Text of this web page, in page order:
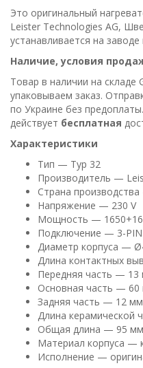
Это оригинальный
Leister Technologies AG,
устанавливается на
Наличие, условия
Товар в наличии на складе
упаковываем заказ.
по Украине без
действует бесплатная
Характеристики
Тип — Typ 32
Производитель —
Страна
Напряжение — 230 V
Мощность —
Подключение — 3-PIN
Диаметр корпуса —
Длина контактных
Передняя часть — 13
Основная часть — 60
Задняя часть — 12 мм
Длина керамической
Общая длина — 95 мм
Материал корпуса —
Исполнение —